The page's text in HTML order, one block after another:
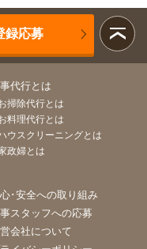
録応募
代行とは
掃除代行とは
料理代行とは
ウスクリーニングとは
政婦とは
･安全への取り組み
スタッフへの応募
会社について